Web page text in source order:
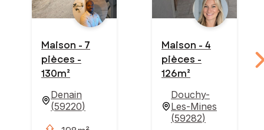
Maison - 7
pièces -
130m²
Denain
(59220)
Maison - 4
pièces -
126m²
Douchy-
Les-Mines
(59282)